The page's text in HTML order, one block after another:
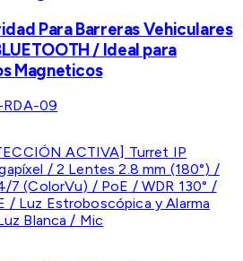
Para Barreras Vehiculares
/ Ideal para
Magneticos
RDA-09